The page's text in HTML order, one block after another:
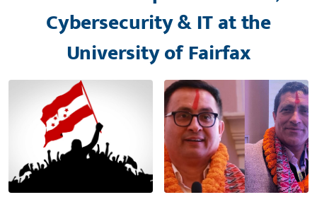
Cybersecurity & IT at the
University of Fairfax